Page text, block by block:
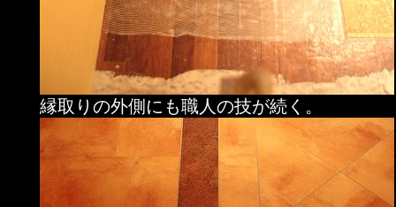
縁取りの外側にも職人の技が続く。